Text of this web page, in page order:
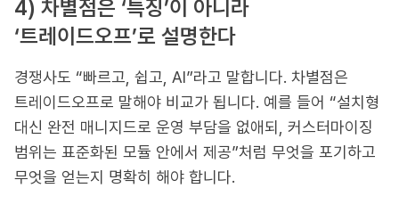
4) 차별점은 ‘특징’이 아니라
‘트레이드오프’로 설명한다
경쟁사도 “빠르고, 쉽고, AI”라고 말합니다. 차별점은
트레이드오프로 말해야 비교가 됩니다. 예를 들어 “설치형
대신 완전 매니지드로 운영 부담을 없애되, 커스터마이징
범위는 표준화된 모듈 안에서 제공”처럼 무엇을 포기하고
무엇을 얻는지 명확히 해야 합니다.